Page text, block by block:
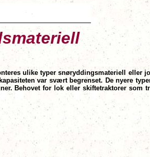
ulike typer snøryddingsmateriell eller
var svært begrenset. De nyere
Behovet for lok eller skiftetraktorer som